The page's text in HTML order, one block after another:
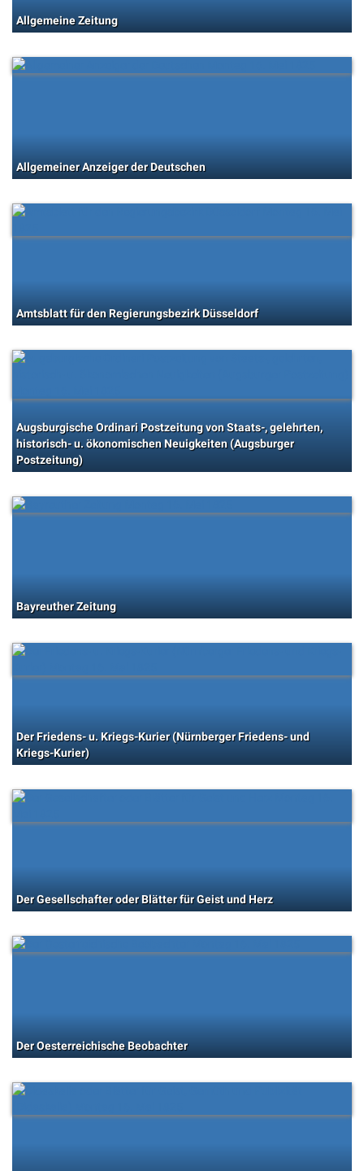
Allgemeine Zeitung
Allgemeiner Anzeiger der Deutschen
Amtsblatt für den Regierungsbezirk Düsseldorf
Augsburgische Ordinari Postzeitung von Staats-, gelehrten,
historisch- u. ökonomischen Neuigkeiten (Augsburger
Postzeitung)
Bayreuther Zeitung
Der Friedens- u. Kriegs-Kurier (Nürnberger Friedens- und
Kriegs-Kurier)
Der Gesellschafter oder Blätter für Geist und Herz
Der Oesterreichische Beobachter